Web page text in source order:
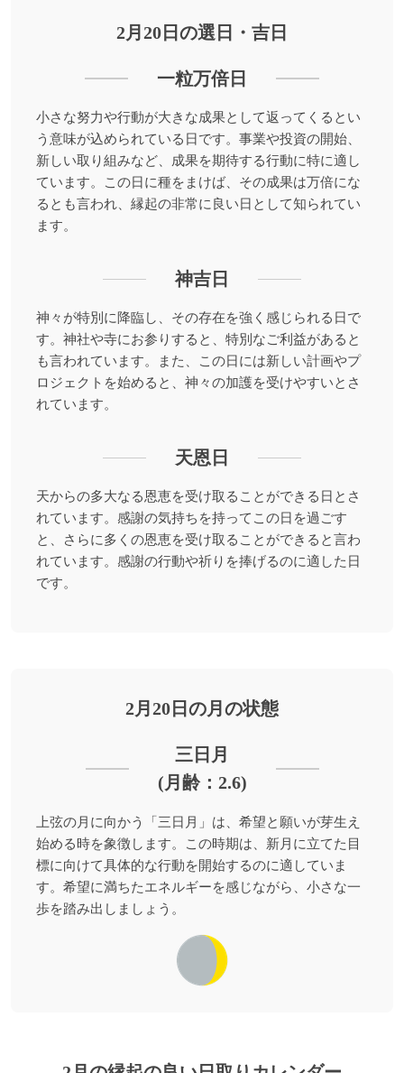
2月20日の選日・吉日
一粒万倍日
小さな努力や行動が大きな成果として返ってくるとい
う意味が込められている日です。事業や投資の開始、
新しい取り組みなど、成果を期待する行動に特に適し
ています。この日に種をまけば、その成果は万倍にな
るとも言われ、縁起の非常に良い日として知られてい
ます。
神吉日
神々が特別に降臨し、その存在を強く感じられる日で
す。神社や寺にお参りすると、特別なご利益があると
も言われています。また、この日には新しい計画やプ
ロジェクトを始めると、神々の加護を受けやすいとさ
れています。
天恩日
天からの多大なる恩恵を受け取ることができる日とさ
れています。感謝の気持ちを持ってこの日を過ごす
と、さらに多くの恩恵を受け取ることができると言わ
れています。感謝の行動や祈りを捧げるのに適した日
です。
2月20日の月の状態
三日月
(月齢：2.6)
上弦の月に向かう「三日月」は、希望と願いが芽生え
始める時を象徴します。この時期は、新月に立てた目
標に向けて具体的な行動を開始するのに適していま
す。希望に満ちたエネルギーを感じながら、小さな一
歩を踏み出しましょう。